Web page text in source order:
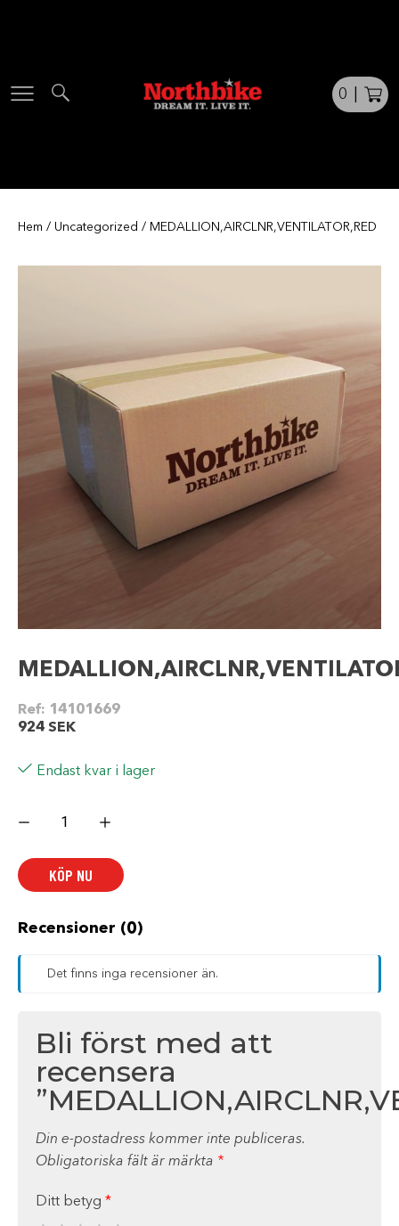
0
Hem / Uncategorized / MEDALLION,AIRCLNR,VENTILATOR,RED
Ref: 14101669
924 SEK
Endast kvar i lager
mängd
KÖP NU
Recensioner (0)
Det finns inga recensioner än.
Bli först med att
recensera
Din e-postadress kommer inte publiceras.
Obligatoriska fält är märkta *
Ditt betyg *